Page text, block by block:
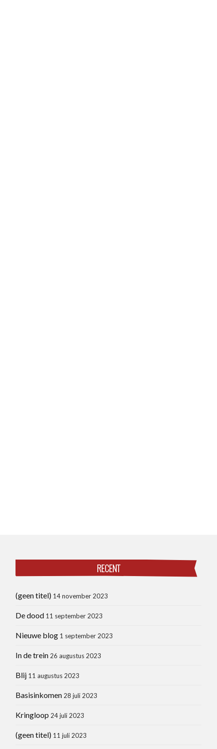
RECENT
(geen titel) 14 november 2023
De dood 11 september 2023
Nieuwe blog 1 september 2023
In de trein 26 augustus 2023
Blij 11 augustus 2023
Basisinkomen 28 juli 2023
Kringloop 24 juli 2023
(geen titel) 11 juli 2023